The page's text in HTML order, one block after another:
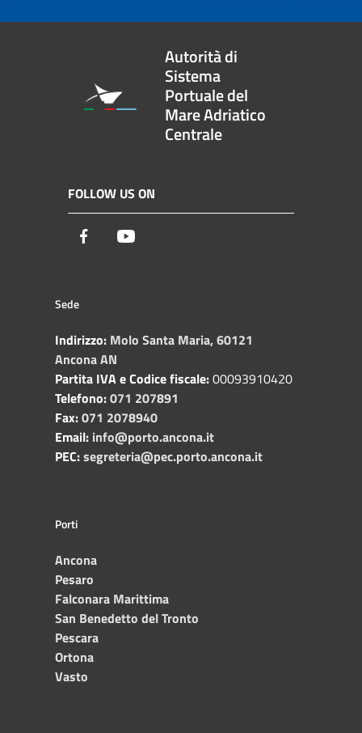
Autorità di
Sistema
Portuale del
Mare Adriatico
Centrale
FOLLOW US ON
Facebook
Sede
Indirizzo: Molo Santa Maria, 60121
Ancona AN
Partita IVA e Codice fiscale:00093910420
Telefono:071 207891
Fax:071 2078940
Email: info@porto.ancona.it
PEC:segreteria@pec.porto.ancona.it
Porti
Ancona
Pesaro
Falconara Marittima
San Benedetto del Tronto
Pescara
Ortona
Vasto